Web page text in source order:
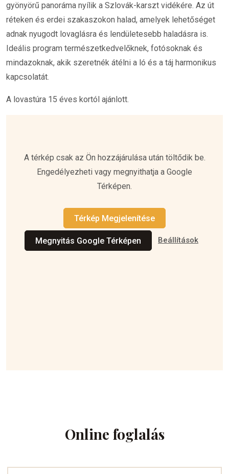
gyönyörű panoráma nyílik a Szlovák-karszt vidékére. Az út
réteken és erdei szakaszokon halad, amelyek lehetőséget
adnak nyugodt lovaglásra és lendületesebb haladásra is.
Ideális program természetkedvelőknek, fotósoknak és
mindazoknak, akik szeretnék átélni a ló és a táj harmonikus
kapcsolatát.
A lovastúra 15 éves kortól ajánlott.
A térkép csak az Ön hozzájárulása után töltődik be.
Engedélyezheti vagy megnyithatja a Google
Térképen.
Térkép Megjelenítése
Megnyitás Google Térképen Beállítások
Online foglalás